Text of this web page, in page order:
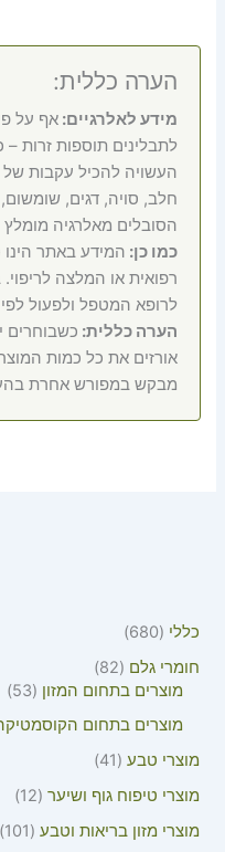
כללי
680
חומרי גלם
82
מוצרים בתחום המזון
53
מוצרים בתחום
מוצרי טבע
41
מוצרי טיפוח גוף ושיער 12
מוצרי מזון בריאות וטבע
101
הערה כללית:
מידע לאלרגיים:אף על
לתבלינים תוספות זרות
העשויה להכיל עקבות של
חלב, סויה, דגים, שומשום,
הסובלים מאלרגיה מומלץ
כמו כן: המידע באתר הינו
רפואית או המלצה
לרופא המטפל ולפעול לפי
הערה כללית: כשבוחרים
אורזים את כל כמות
מבקש במפורש אחרת